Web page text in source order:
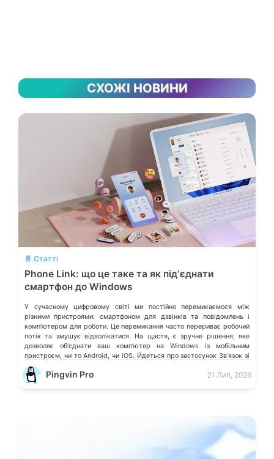
СХОЖІ НОВИНИ
💬
📄 Статті
Phone Link: що це таке та як підʼєднати
смартфон до Windows
У сучасному цифровому світі ми постійно перемикаємося між
різними пристроями: смартфоном для дзвінків та повідомлень і
компʼютером для роботи. Це перемикання часто перериває робочий
потік та змушує відволікатися. На щастя, є зручне рішення, яке
дозволяє обʼєднати ваш компʼютер на Windows із мобільним
пристроєм, чи то Android, чи iOS. Йдеться про застосунок Звʼязок зі
смартфоном (Phone Link) від Microsoft, що перетворює ваш ПК на
своєрідний «міст» до функцій смартфона.
Pingvin Pro 21 Лип, 2026